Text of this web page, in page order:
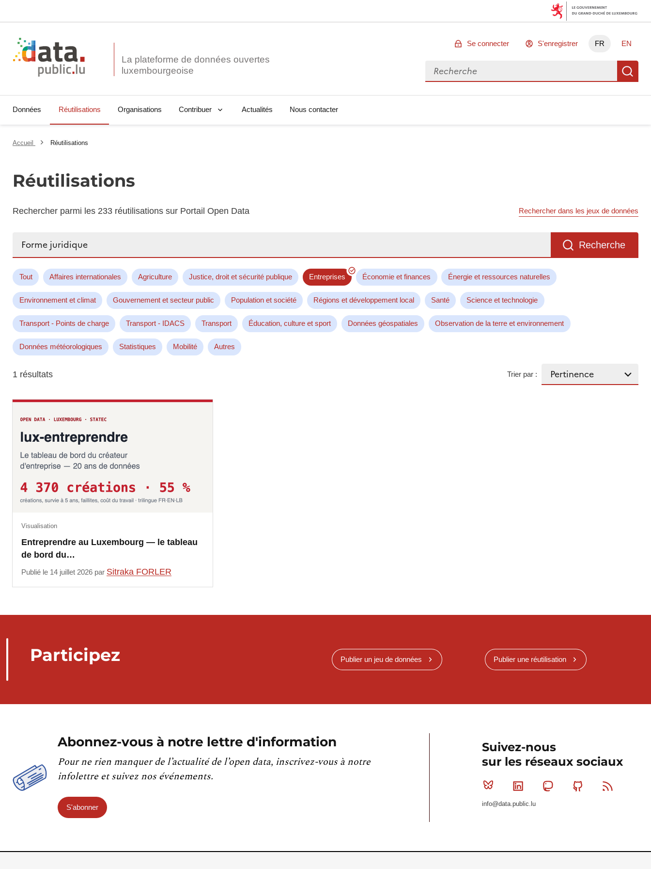
La plateforme de données ouvertes
Se connecter S'enregistrer FR EN
Rechercher des données
Données Réutilisations Organisations Contribuer Actualités Nous contacter
Accueil Réutilisations
Réutilisations
Rechercher parmi les 233 réutilisations sur Portail Open Data Rechercher dans les jeux de données
Recherche
Tout Affaires internationales Agriculture Justice, droit et sécurité publique Entreprises Économie et finances Énergie et ressources naturelles
Environnement et climat Gouvernement et secteur public Population et société Régions et développement local Santé Science et technologie
Transport - Points de charge Transport - IDACS Transport Éducation, culture et sport Données géospatiales Observation de la terre et environnement
Données météorologiques Statistiques Mobilité Autres
1 résultats Trier par :
Entreprendre au Luxembourg — le tableau
de bord du…
Visualisation
Publié le 14 juillet 2026 par Sitraka FORLER
Participez Publier un jeu de données Publier une réutilisation
Abonnez-vous à notre lettre d'information
Pour ne rien manquer de l’actualité de l’open data, inscrivez-vous à notre
infolettre et suivez nos événements.
S'abonner
Suivez-nous
sur les réseaux sociaux
Bluesky Linkedin MastodonGithub
info@data.public.lu